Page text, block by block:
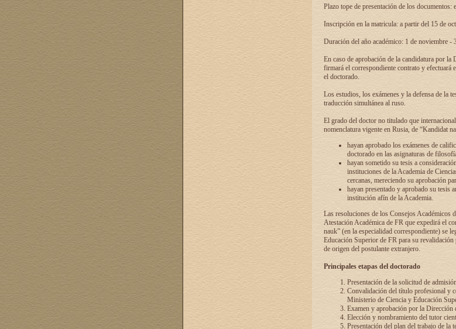
Plazo tope de presentación de los documentos:
Inscripción en la matricula: a partir del 15 de
Duración del año académico: 1 de noviembre -
En caso de aprobación de la candidatura por
firmará el correspondiente contrato y efectuará
el doctorado.
Los estudios, los exámenes y la defensa de la
traducción simultánea al ruso.
El grado del doctor no titulado que
nomenclatura vigente en Rusia, de “Kandidat
hayan aprobado los exámenes de
doctorado en las asignaturas de
hayan sometido su tesis a
instituciones de la Academia de
cercanas, mereciendo su aprobación
hayan presentado y aprobado su tesis
institución afín de la Academia.
Las resoluciones de los Consejos Académicos
Atestación Académica de FR que expedirá el
nauk” (en la especialidad correspondiente) se
Educación Superior de FR para su
de origen del postulante extranjero.
Principales etapas del doctorado
Presentación de la solicitud de
Convalidación del título profesional y
Ministerio de Ciencia y Educación
Examen y aprobación por la
Elección y nombramiento del tutor
Presentación del plan del trabajo de la